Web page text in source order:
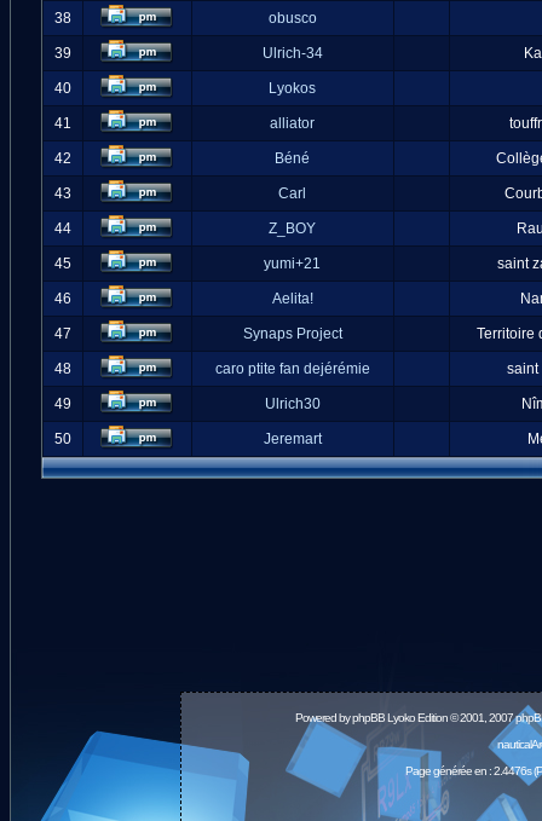
38 obusco
39 Ulrich-34
40 Lyokos
41 alliator
42 Béné
43 Carl
44 Z_BOY
45 yumi+21 saint
46 Aelita!
47 Synaps Project Territoire
48 caro ptite fan dejérémie saint
49 Ulrich30
50 Jeremart
Powered byphpBBLyoko Edition © 2001, 2007
Page générée en : 2.4476s